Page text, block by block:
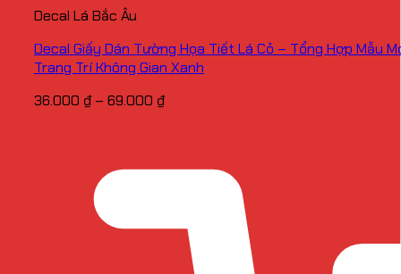
Decal Lá Bắc Âu
Decal Giấy Dán Tường Họa Tiết Lá Cỏ – Tổng Hợp Mẫu
Trang Trí Không Gian Xanh
36.000 ₫ – 69.000 ₫Khoảng
đến